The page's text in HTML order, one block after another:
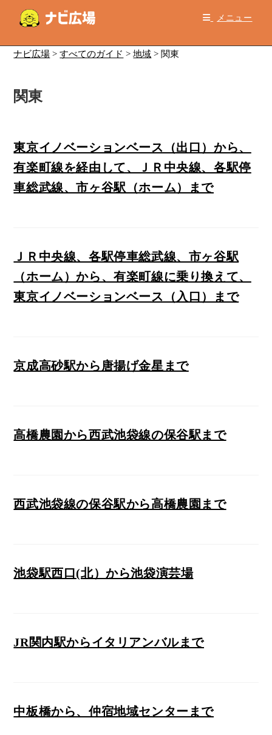
メニュー
ナビ広場 >すべてのガイド >地域 > 関東
関東
東京イノベーションベース（出口）から、
有楽町線を経由して、ＪＲ中央線、各駅停
車総武線、市ヶ谷駅（ホーム）まで
ＪＲ中央線、各駅停車総武線、市ヶ谷駅
（ホーム）から、有楽町線に乗り換えて、
東京イノベーションベース（入口）まで
京成高砂駅から唐揚げ金星まで
高橋農園から西武池袋線の保谷駅まで
西武池袋線の保谷駅から高橋農園まで
池袋駅西口(北）から池袋演芸場
JR関内駅からイタリアンバルまで
中板橋から、仲宿地域センターまで